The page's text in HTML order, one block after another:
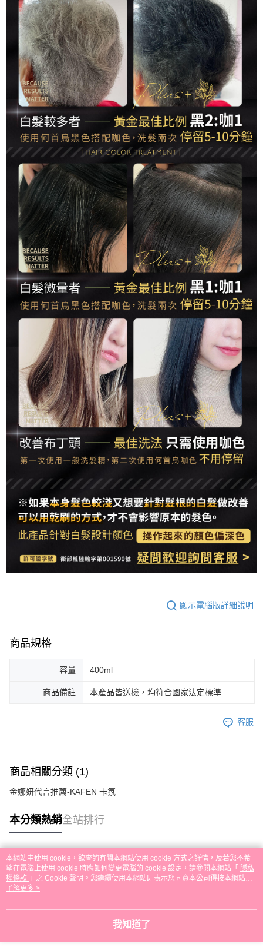
顯示電腦版詳細說明
商品規格
容量 400ml
商品備註 本產品皆送檢，均符合國家法定標準
客服
商品相關分類 (1)
金娜妍代言推薦-KAFEN 卡氛
本分類熱銷全站排行
熱門標籤
本網站中使用 cookie，欲查詢有關本網站使用 cookie 方式之詳情，及若您不希
望在電腦上使用 cookie 時應如何變更電腦的 cookie 設定，請參閱本網站「 隱私
權條款 」之 Cookie 聲明。您繼續使用本網站即表示您同意本公司得按本網站使
用條款之 Cookie 聲明使用 cookie。
了解更多 >
我知道了